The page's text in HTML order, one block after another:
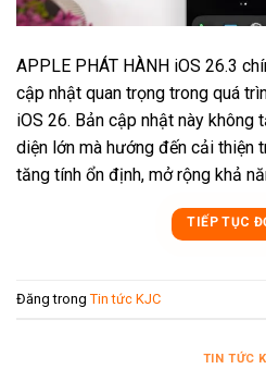
APPLE PHÁT HÀNH iOS 26.3
cập nhật quan trọng trong quá
iOS 26. Bản cập nhật này không
diện lớn mà hướng đến cải thiện
tăng tính ổn định, mở rộng khả
TIẾP TỤC
Đăng trong Tin tức KJC
TIN TỨC